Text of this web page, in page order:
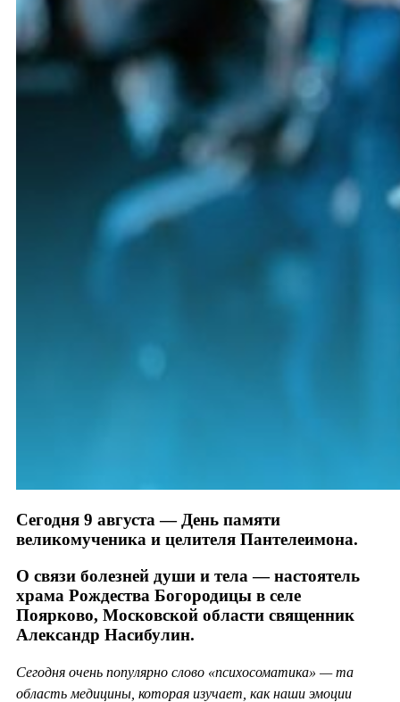
Сегодня 9 августа — День памяти
великомученика и целителя Пантелеимона.
О связи болезней души и тела — настоятель
храма Рождества Богородицы в селе
Поярково, Московской области священник
Александр Насибулин.
Сегодня очень популярно слово «психосоматика» — та
область медицины, которая изучает, как наши эмоции